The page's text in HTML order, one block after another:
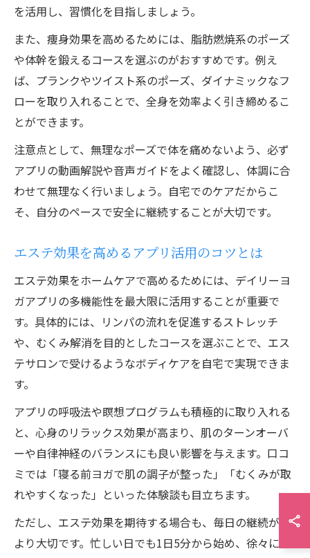
を活用し、習慣化を目指しましょう。
また、痩身効果を高めるためには、脂肪燃焼系のポーズ
や体幹を鍛えるコースを選ぶのがおすすめです。例え
ば、プランクやツイスト系のポーズ、ダイナミックなフ
ローを取り入れることで、全身を効率よく引き締めるこ
とができます。
注意点として、無理なポーズで体を痛めないよう、必ず
アプリの動画解説や音声ガイドをよく確認し、体調に合
わせて無理なく行いましょう。自宅でのケアだからこ
そ、自分のペースで安全に継続することが大切です。
エステ効果を高めるアプリ活用のコツとは
エステ効果をホームケアで高めるためには、デイリーヨ
ガアプリの多機能性を最大限に活用することが重要で
す。具体的には、リンパの流れを促進するストレッチ
や、むくみ解消を目的としたコースを選ぶことで、エス
テサロンで受けるようなボディケアを自宅で実現できま
す。
アプリの呼吸法や瞑想プログラムも積極的に取り入れる
と、心身のリラックス効果が高まり、肌のターンオーバ
ーや自律神経のバランスにも良い影響を与えます。口コ
ミでは「寝る前ヨガで肌の調子が整った」「むくみが取
れやすくなった」といった体験談も目立ちます。
ただし、エステ効果を期待する場合も、毎日の継続が何
より大切です。忙しい日でも1日5分から始め、徐々に時